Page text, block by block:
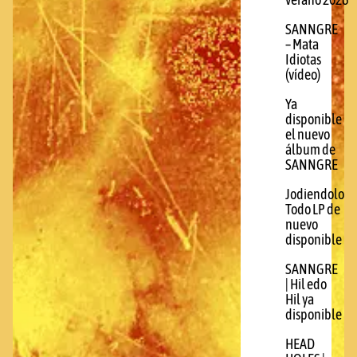
SANNGRE
– Mata
Idiotas
(vídeo)
Ya
disponible
el nuevo
álbum de
SANNGRE
Jodiendolo
Todo LP de
nuevo
disponible
SANNGRE
| Hil edo
Hil ya
disponible
HEAD